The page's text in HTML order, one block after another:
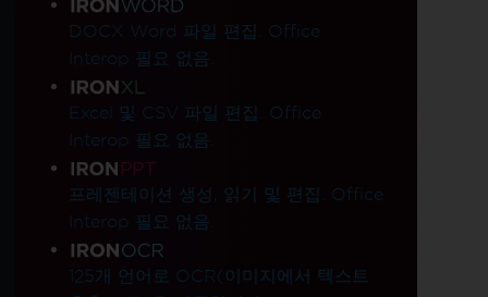
DOCX Word 파일 편집. Office
Interop 필요 없음.
Excel 및 CSV 파일 편집. Office
Interop 필요 없음.
프레젠테이션 생성, 읽기 및 편집. Office
Interop 필요 없음.
125개 언어로 OCR(이미지에서 텍스트